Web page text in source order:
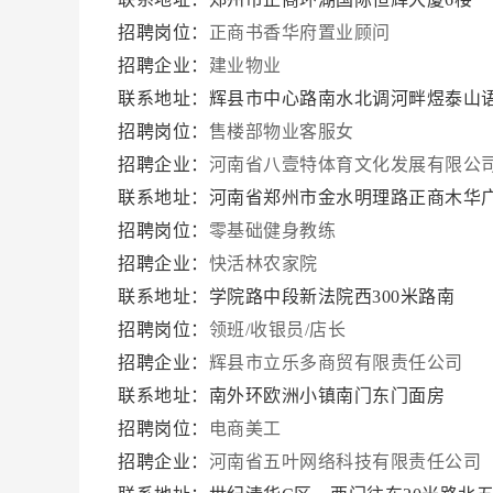
招聘岗位： 正商书香华府置业顾问
招聘企业： 建业物业
联系地址：辉县市中心路南水北调河畔煜泰山
招聘岗位： 售楼部物业客服女
招聘企业： 河南省八壹特体育文化发展有限公
联系地址：河南省郑州市金水明理路正商木华
招聘岗位： 零基础健身教练
招聘企业： 快活林农家院
联系地址：学院路中段新法院西300米路南
招聘岗位： 领班/收银员/店长
招聘企业： 辉县市立乐多商贸有限责任公司
联系地址：南外环欧洲小镇南门东门面房
招聘岗位：
电商美工
招聘企业： 河南省五叶网络科技有限责任公司